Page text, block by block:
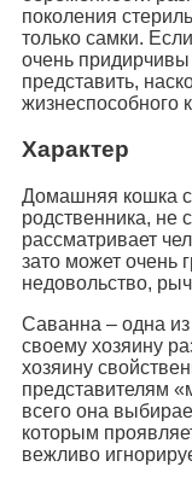
поколения
только самки.
очень
представить,
жизнеспособного
Характер
Домашняя кошка
родственника, не
рассматривает
зато может очень
недовольство,
Саванна – одна из
своему хозяину
хозяину
представителям
всего она
которым
вежливо